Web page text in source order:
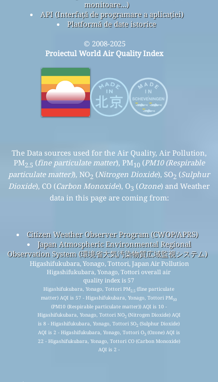
monitoare...)
API (Interfață de programare a aplicației)
Platformă de date istorice
© 2008-2025
Proiectul World Air Quality Index
The Data sources used for the Air Quality, Air Pollution,
PM2.5 (fine particulate matter), PM10(PM10 (Respirable
particulate matter)), NO2 (Nitrogen Dioxide), SO2 (Sulphur
Dioxide), CO (Carbon Monoxide), O3 (Ozone) and Weather
data in this page are coming from:
Citizen Weather Observer Program (CWOP/APRS)
Japan Atmospheric Environmental Regional
Observation System (環境省大気汚染物質広域監視システム)
Higashifukubara, Yonago, Tottori, Japan Air Pollution
Higashifukubara, Yonago, Tottori overall air
quality index is 57
Higashifukubara, Yonago, Tottori PM2.5 (fine particulate
matter) AQI is 57 - Higashifukubara, Yonago, Tottori PM10
(PM10 (Respirable particulate matter)) AQI is 10 -
Higashifukubara, Yonago, Tottori NO2(Nitrogen Dioxide) AQI
is 8 - Higashifukubara, Yonago, Tottori SO2 (Sulphur Dioxide)
AQI is 2 - Higashifukubara, Yonago, Tottori O3(Ozone) AQI is
22 - Higashifukubara, Yonago, Tottori CO (Carbon Monoxide)
AQI is 2 -